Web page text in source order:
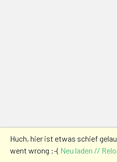
Huch, hier ist etwas schief
went wrong :-( Neu laden //